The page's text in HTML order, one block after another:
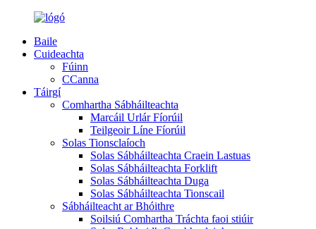
Baile
Cuideachta
Fúinn
CCanna
Táirgí
Comhartha Sábháilteachta
Marcáil Urlár Fíorúil
Teilgeoir Líne Fíorúil
Solas Tionsclaíoch
Solas Sábháilteachta Craein Lastuas
Solas Sábháilteachta Forklift
Solas Sábháilteachta Duga
Solas Sábháilteachta Tionscail
Sábháilteacht ar Bhóithre
Soilsiú Comhartha Tráchta faoi stiúir